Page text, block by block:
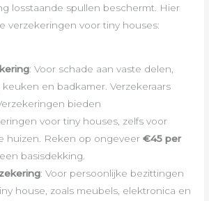
losstaande spullen beschermt. Hier
verzekeringen voor tiny houses:
: Voor schade aan vaste delen,
keuken en badkamer. Verzekeraars
bieden
voor tiny houses, zelfs voor
huizen. Reken op ongeveer€45 per
basisdekking.
: Voor persoonlijke bezittingen
house, zoals meubels, elektronica en